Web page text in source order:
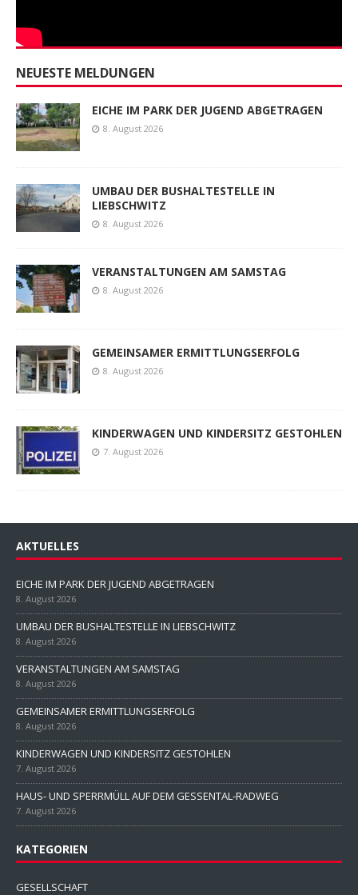
NEUESTE MELDUNGEN
EICHE IM PARK DER JUGEND ABGETRAGEN
8. August 2026
UMBAU DER BUSHALTESTELLE IN
LIEBSCHWITZ
8. August 2026
VERANSTALTUNGEN AM SAMSTAG
8. August 2026
GEMEINSAMER ERMITTLUNGSERFOLG
8. August 2026
KINDERWAGEN UND KINDERSITZ GESTOHLEN
7. August 2026
AKTUELLES
EICHE IM PARK DER JUGEND ABGETRAGEN
8. August 2026
UMBAU DER BUSHALTESTELLE IN LIEBSCHWITZ
8. August 2026
VERANSTALTUNGEN AM SAMSTAG
8. August 2026
GEMEINSAMER ERMITTLUNGSERFOLG
8. August 2026
KINDERWAGEN UND KINDERSITZ GESTOHLEN
7. August 2026
HAUS- UND SPERRMÜLL AUF DEM GESSENTAL-RADWEG
7. August 2026
KATEGORIEN
GESELLSCHAFT